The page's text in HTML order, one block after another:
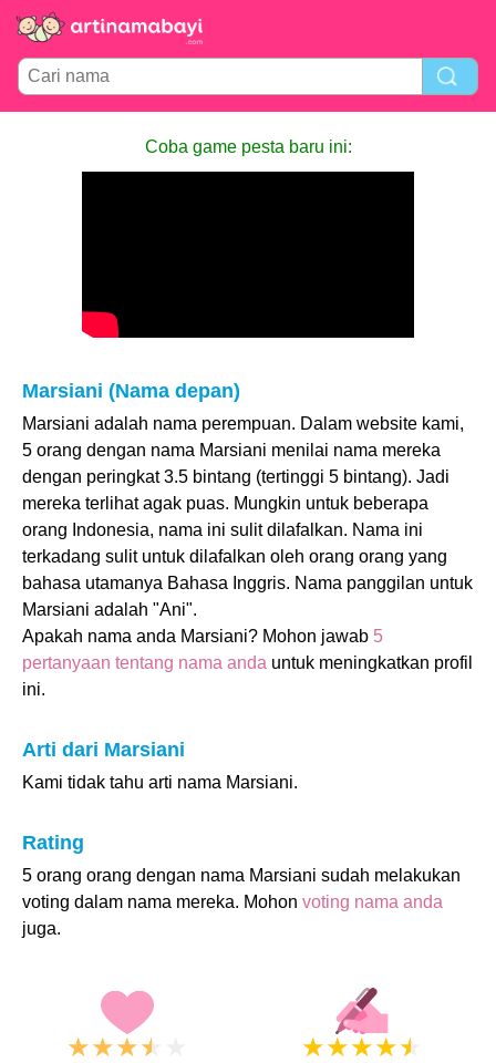
Coba game pesta baru ini:
Marsiani (Nama depan)
Marsiani adalah nama perempuan. Dalam website kami,
5 orang dengan nama Marsiani menilai nama mereka
dengan peringkat 3.5 bintang (tertinggi 5 bintang). Jadi
mereka terlihat agak puas. Mungkin untuk beberapa
orang Indonesia, nama ini sulit dilafalkan. Nama ini
terkadang sulit untuk dilafalkan oleh orang orang yang
bahasa utamanya Bahasa Inggris. Nama panggilan untuk
Marsiani adalah "Ani".
Apakah nama anda Marsiani? Mohon jawab 5
pertanyaan tentang nama anda untuk meningkatkan profil
ini.
Arti dari Marsiani
Kami tidak tahu arti nama Marsiani.
Rating
5 orang orang dengan nama Marsiani sudah melakukan
voting dalam nama mereka. Mohon voting nama anda
juga.
★★★★ ★★★★★